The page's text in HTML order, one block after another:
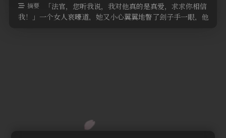
摘要
「法官，您听我说，我对他真的是真爱，求求你相信
我！」一个女人哀嚎道，她又小心翼翼地瞥了刽子手一眼，他